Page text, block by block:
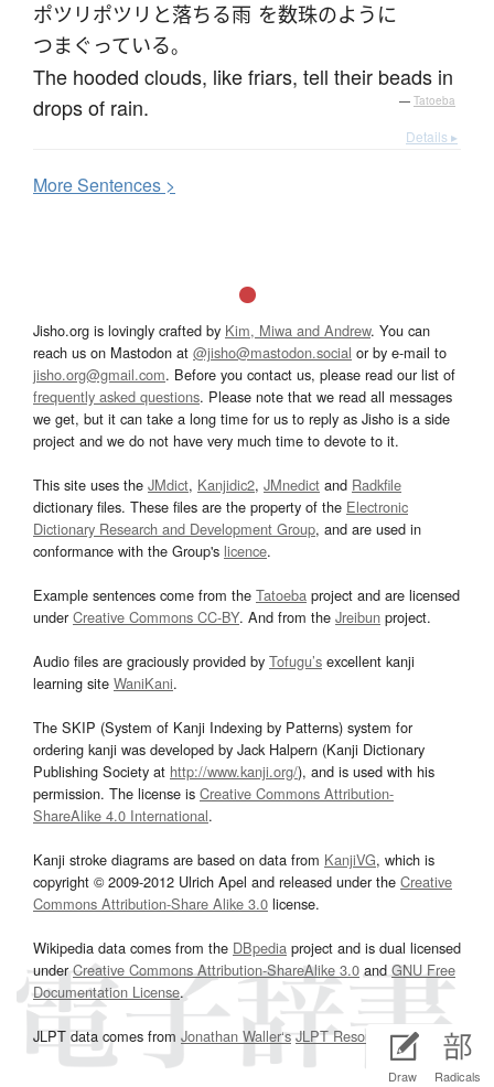
Draw Radicals
ポツリポツリと落ちる雨 を数珠のように
つまぐっている。
The hooded clouds, like friars, tell their beads in
drops of rain.
— Tatoeba
Details ▸
MoreSentences >
Jisho.org is lovingly crafted by Kim, Miwa and Andrew. You can
reach us on Mastodon at @jisho@mastodon.social or by e-mail to
jisho.org@gmail.com. Before you contact us, please read our list of
frequently asked questions. Please note that we read all messages
we get, but it can take a long time for us to reply as Jisho is a side
project and we do not have very much time to devote to it.
This site uses the JMdict, Kanjidic2, JMnedict and Radkfile
dictionary files. These files are the property of the Electronic
Dictionary Research and Development Group, and are used in
conformance with the Group's licence.
Example sentences come from the Tatoeba project and are licensed
underCreative Commons CC-BY. And from the Jreibun project.
Audio files are graciously provided by Tofugu’s excellent kanji
learning site WaniKani.
The SKIP (System of Kanji Indexing by Patterns) system for
ordering kanji was developed by Jack Halpern (Kanji Dictionary
Publishing Society at http://www.kanji.org/), and is used with his
permission. The license is Creative Commons Attribution-
ShareAlike 4.0 International.
Kanji stroke diagrams are based on data from KanjiVG, which is
copyright © 2009-2012 Ulrich Apel and released under the Creative
Commons Attribution-Share Alike 3.0 license.
Wikipedia data comes from the DBpedia project and is dual licensed
underCreative Commons Attribution-ShareAlike 3.0and GNU Free
Documentation License.
JLPT data comes from Jonathan Waller‘s JLPT Resourcespage.